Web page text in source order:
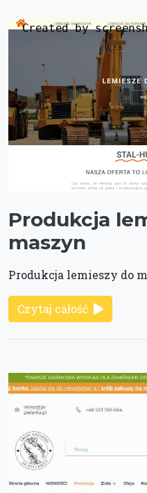
Produkcja
maszyn
Produkcja lemieszy do
Czytaj całość